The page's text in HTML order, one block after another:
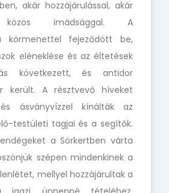
akár hozzájárulással, akár
közös imádsággal. A
körmenettel fejeződött be,
eléneklése és az éltetések
következett, és antidor
került. A résztvevő híveket
ásványvízzel kínálták az
testületi tagjai és a segítők.
a Sörkertben várta
szépen mindenkinek a
mellyel hozzájárultak a